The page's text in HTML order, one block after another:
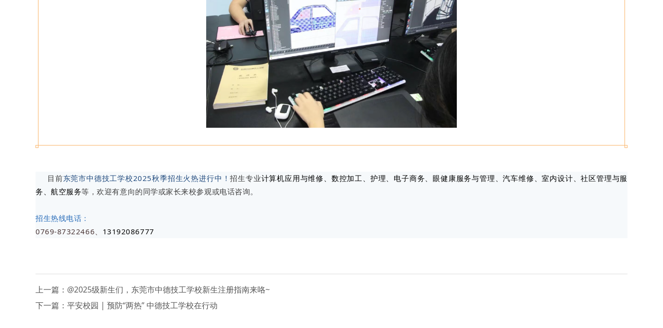
目前东莞市中德技工学校2025秋季招生火热进行中！招生专业计算机应用与维修、数控加工、护理、电子商务、眼健康服务与管理、汽车维修、室内设计、社区管理与服
务、航空服务等，欢迎有意向的同学或家长来校参观或电话咨询。
招生热线电话：
0769-87322466、 13192086777
上一篇： @2025级新生们，东莞市中德技工学校新生注册指南来咯~
下一篇： 平安校园 | 预防“两热” 中德技工学校在行动